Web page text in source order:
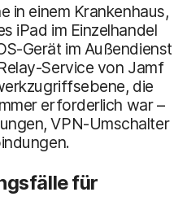
in einem Krankenhaus,
iPad im Einzelhandel
Gerät im Außendienst
Service von Jamf
die
erforderlich war –
VPN-Umschalter
für